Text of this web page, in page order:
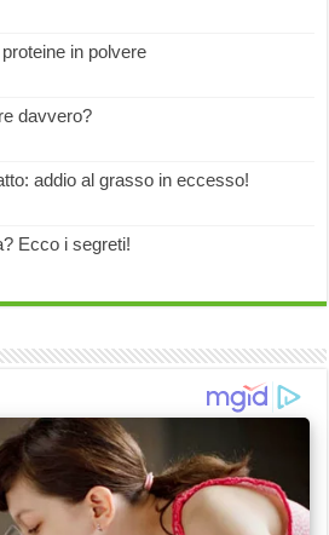
in polvere
davvero?
addio al grasso in eccesso!
Ecco i segreti!